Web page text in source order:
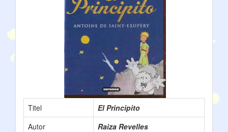
Titel
El Principito
Autor
Raiza Revelles